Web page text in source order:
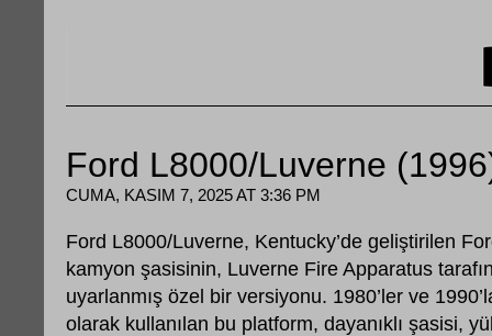
Ford L8000/Luverne
CUMA, KASIM 7, 2025 AT 3:36 PM
Ford L8000/Luverne, Kentucky’de geliştirilen
kamyon şasisinin, Luverne Fire Apparatus
uyarlanmış özel bir versiyonu. 1980’ler ve
olarak kullanılan bu platform, dayanıklı şasisi,